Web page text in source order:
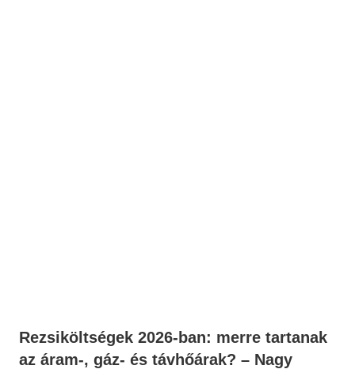
Rezsiköltségek 2026-ban: merre tartanak
az áram-, gáz- és távhőárak? – Nagy